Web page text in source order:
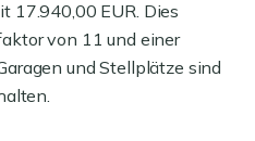
17.940,00 EUR. Dies
von 11 und einer
und Stellplätze sind